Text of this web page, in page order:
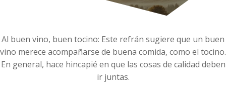
Al buen vino, buen tocino: Este refrán sugiere que un buen
vino merece acompañarse de buena comida, como el tocino.
En general, hace hincapié en que las cosas de calidad deben
ir juntas.